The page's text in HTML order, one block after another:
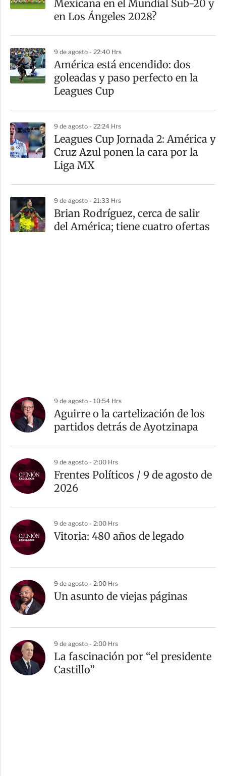
Mexicana en el Mundial Sub-20 y
en Los Ángeles 2028?
9 de agosto - 22:40 Hrs
América está encendido: dos
goleadas y paso perfecto en la
Leagues Cup
9 de agosto - 22:24 Hrs
Leagues Cup Jornada 2: América y
Cruz Azul ponen la cara por la
Liga MX
9 de agosto - 21:33 Hrs
Brian Rodríguez, cerca de salir
del América; tiene cuatro ofertas
9 de agosto - 10:54 Hrs
Aguirre o la cartelización de los
partidos detrás de Ayotzinapa
9 de agosto - 2:00 Hrs
Frentes Políticos / 9 de agosto de
2026
9 de agosto - 2:00 Hrs
Vitoria: 480 años de legado
9 de agosto - 2:00 Hrs
Un asunto de viejas páginas
9 de agosto - 2:00 Hrs
La fascinación por “el presidente
Castillo”